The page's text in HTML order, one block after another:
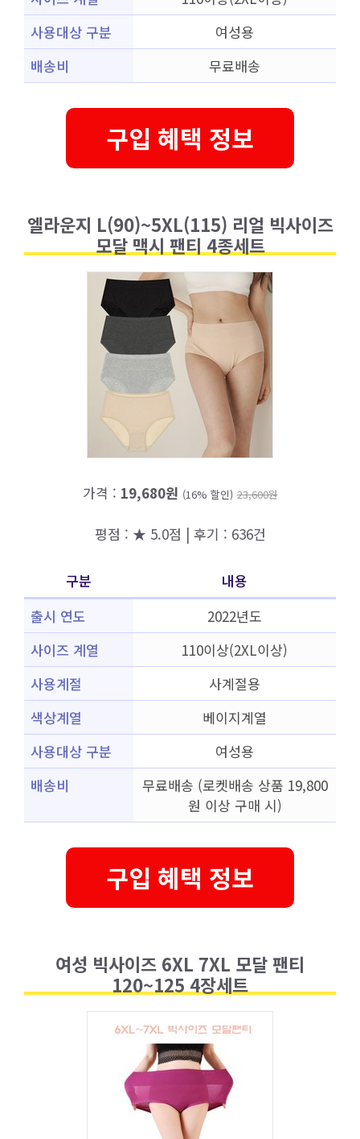
사용대상 구분
여성용
배송비
무료배송
구입 혜택 정보
엘라운지 L(90)~5XL(115) 리얼 빅사이즈
모달 맥시 팬티 4종세트
가격 : 19,680원 (16% 할인) 23,600원
평점 : ★ 5.0점 | 후기 : 636건
구분
내용
출시 연도
2022년도
사이즈 계열
110이상(2XL이상)
사용계절
사계절용
색상계열
베이지계열
사용대상 구분
여성용
배송비
무료배송 (로켓배송 상품 19,800
원 이상 구매 시)
구입 혜택 정보
여성 빅사이즈 6XL 7XL 모달 팬티
120~125 4장세트